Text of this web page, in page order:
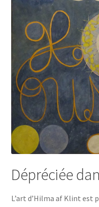
Dépréciée
L’art d’Hilma af Klint est